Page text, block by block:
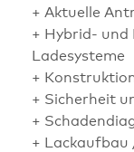
+ Aktuelle
+ Hybrid- und
Ladesysteme
+
+ Sicherheit
+
+